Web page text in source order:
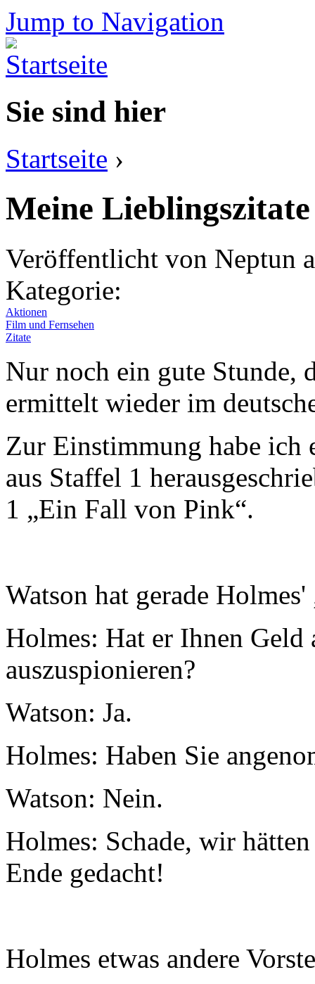
Jump to Navigation
Sie sind hier
Startseite ›
Meine
Veröffentlicht von Neptun
Kategorie:
Aktionen
Film und Fernsehen
Zitate
Nur noch ein gute Stunde,
ermittelt wieder im
Zur Einstimmung habe ich
aus Staffel 1
1 „Ein Fall von Pink“.
Watson hat gerade
Holmes: Hat er Ihnen Geld
auszuspionieren?
Watson: Ja.
Holmes: Haben Sie
Watson: Nein.
Holmes: Schade, wir
Ende gedacht!
Holmes etwas andere